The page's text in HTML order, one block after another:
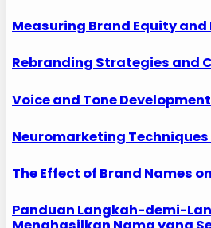
Measuring Brand Equity
Rebranding Strategies and
Voice and Tone
Neuromarketing
The Effect of Brand Names
Panduan Langkah-demi-